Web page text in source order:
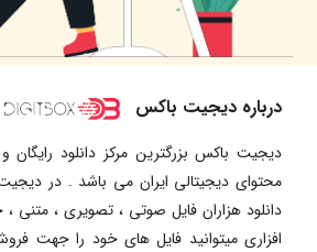
درباره دیجیت باکس
دیجیت باکس بزرگترین مرکز دانلود
محتوای دیجیتالی ایران می باشد . در
دانلود هزاران فایل صوتی ، تصویری ، متنی
افزاری میتوانید فایل های خود را جهت